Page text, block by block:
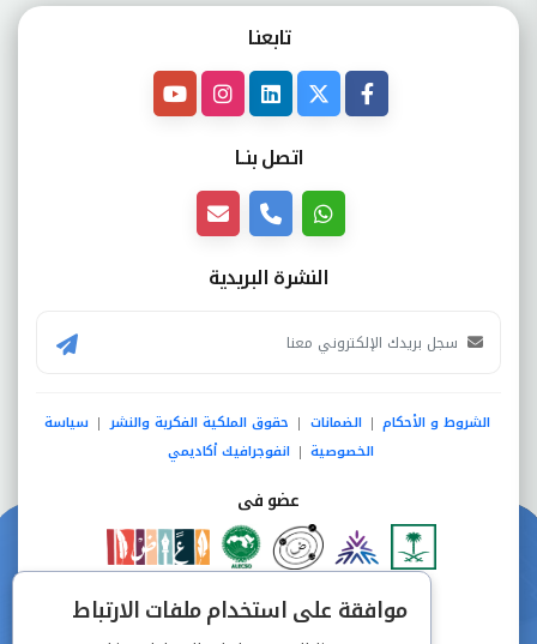
تابعنـا
اتصل بنــا
النشرة البريدية
الشروط و الأحكام | الضمانات | حقوق الملكية الفكرية والنشر | سياسة
الخصوصية | انفوجرافيك أكاديمي
عضو فى
دفع آمن من خلال
موافقة على استخدام ملفات الارتباط